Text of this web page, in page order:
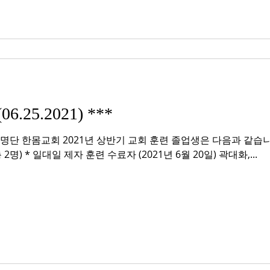
***
명) * 일대일 제자 훈련 수료자 (2021년 6월 20일) 곽대화,...